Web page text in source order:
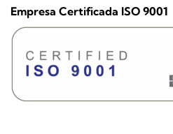
Empresa Certificada ISO 9001